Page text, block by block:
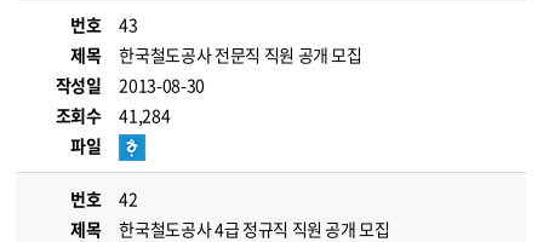
번호
43
제목
한국철도공사 전문직 직원 공개 모집
작성일
2013-08-30
조회수
41,284
파일
번호
42
제목
한국철도공사 4급 정규직 직원 공개 모집